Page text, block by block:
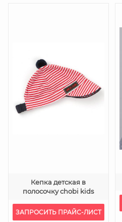
Кепка детская в
полосочку chobi kids
ЗАПРОСИТЬ ПРАЙС-ЛИСТ